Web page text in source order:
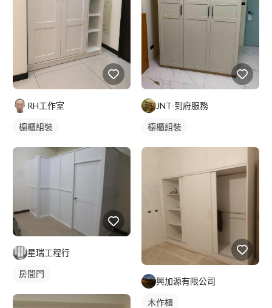
RH工作室
櫥櫃組裝
星瑞工程行
房間門
JNT-到府服務
櫥櫃組裝
興加源有限公司
木作櫃